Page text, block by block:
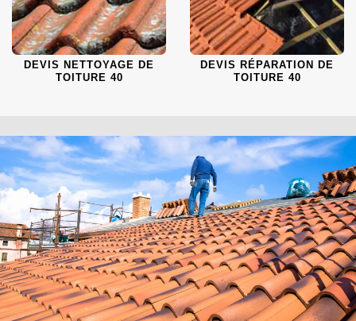
DEVIS NETTOYAGE DE
TOITURE 40
DEVIS RÉPARATION DE
TOITURE 40